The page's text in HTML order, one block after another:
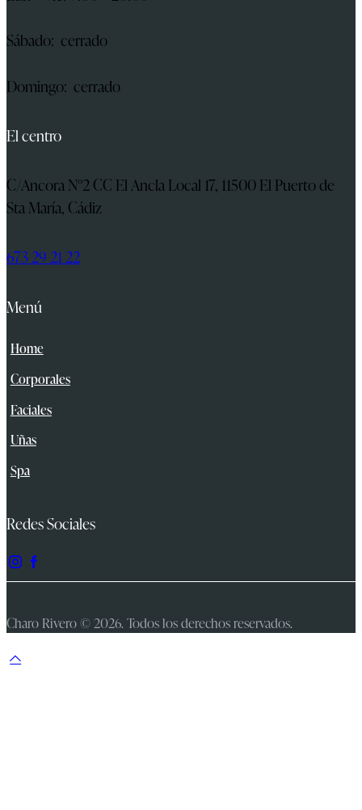
Sábado: cerrado
Domingo: cerrado
El centro
C/Ancora N°2 CC El Ancla Local 17, 11500 El Puerto de
Sta María, Cádiz
673 29 21 22
Menú
Home
Corporales
Faciales
Uñas
Spa
Redes Sociales
Charo Rivero © 2026. Todos los derechos reservados.